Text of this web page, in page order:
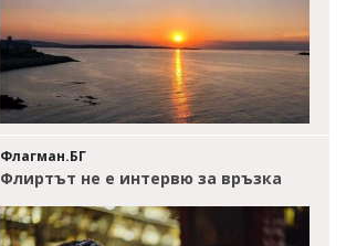
Флагман.БГ
Флиртът не е интервю за връзка